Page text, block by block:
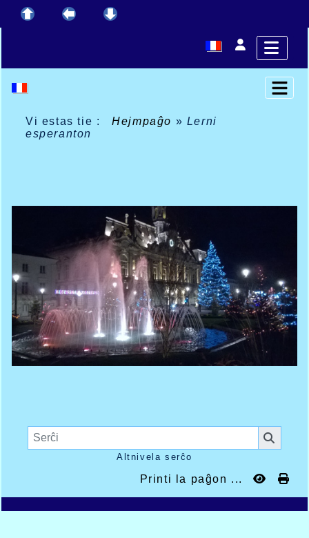
Vi estas tie : Hejmpaĝo » Lerni
esperanton
Altnivela serĉo
Printi la paĝon ...